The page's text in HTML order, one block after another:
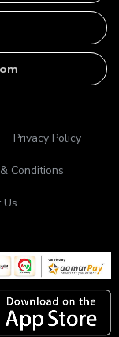
Privacy Policy
Conditions
Us